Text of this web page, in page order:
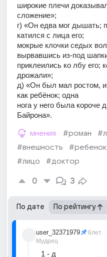
широкие плечи
сложение»;
г) «Он едва мог дышать;
катился с лица его;
мокрые клочки седых
вырвавшись из-под
приклеились ко лбу его;
дрожали»;
д) «Он был мал ростом,
как ребёнок; одна
нога у него была короче
Байрона».
мнения #роман
#внешность
#ребенок
#лицо
#доктор
0 3
По дате По рейтингу
user_32371979
Мудрец
6лет
1 - д